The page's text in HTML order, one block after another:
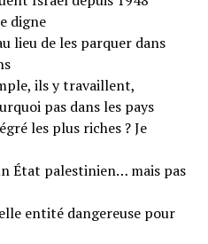
digne
lieu de les parquer dans
ils y travaillent,
pas dans les pays
les plus riches ? Je
État palestinien… mais pas
entité dangereuse pour